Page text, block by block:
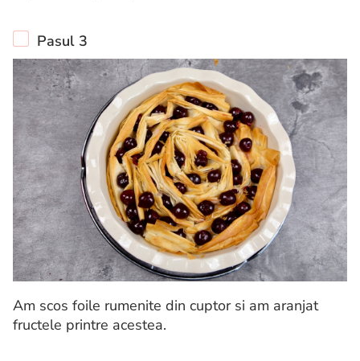
Pasul 3
Am scos foile rumenite din cuptor si am aranjat
fructele printre acestea.